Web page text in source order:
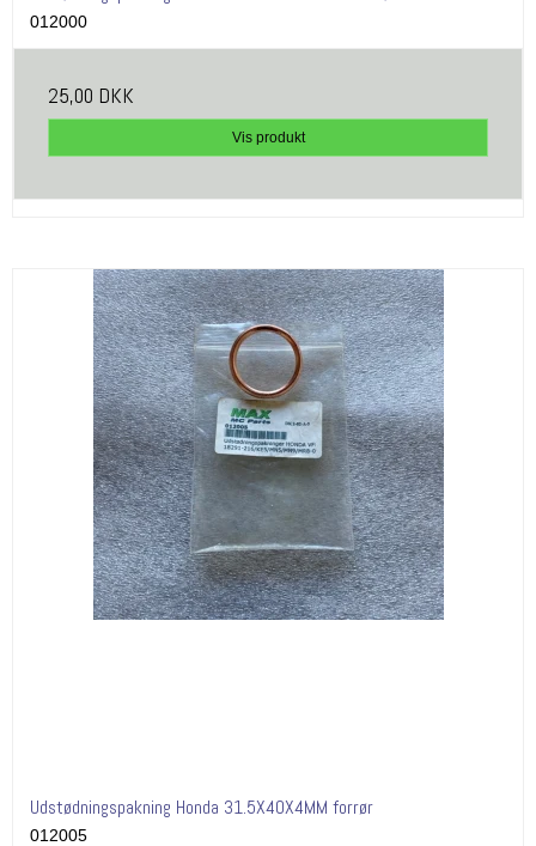
012000
25,00 DKK
Vis produkt
Udstødningspakning Honda 31.5X40X4MM forrør
012005